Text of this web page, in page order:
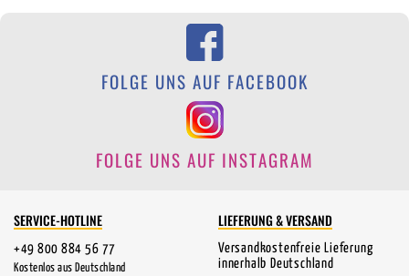
FOLGE UNS AUF FACEBOOK
FOLGE UNS AUF INSTAGRAM
SERVICE-HOTLINE
+49 800 884 56 77
Kostenlos aus Deutschland
LIEFERUNG & VERSAND
Versandkostenfreie Lieferung
innerhalb Deutschland